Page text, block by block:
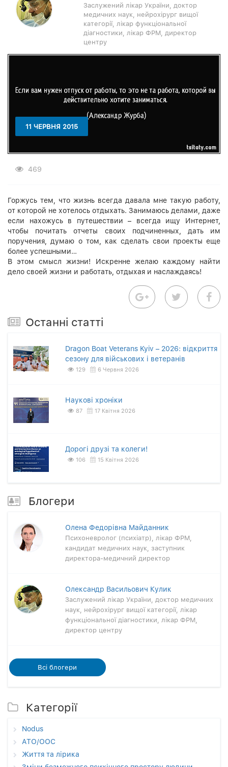
Заслужений лікар України, доктор
медичних наук, нейрохірург вищої
категорії, лікар функціональної
діагностики, лікар ФРМ, директор
центру
11 ЧЕРВНЯ 2015
469
Горжусь тем, что жизнь всегда давала мне такую работу,
от которой не хотелось отдыхать. Занимаюсь делами, даже
если нахожусь в путешествии – всегда ищу Интернет,
чтобы почитать отчеты своих подчиненных, дать им
поручения, думаю о том, как сделать свои проекты еще
более успешными…
В этом смысл жизни! Искренне желаю каждому найти
дело своей жизни и работать, отдыхая и наслаждаясь!
Останнi статтi
Dragon Boat Veterans Kyiv – 2026: відкриття
сезону для військових і ветеранів
129 6 Червня 2026
Наукові хроніки
87 17 Квітня 2026
Дорогі друзі та колеги!
106 15 Квітня 2026
Блогери
Олена Федорівна Майданник
Психоневролог (психіатр), лікар ФРМ,
кандидат медичних наук, заступник
директора-медичний директор
Олександр Васильович Кулик
Заслужений лікар України, доктор медичних
наук, нейрохірург вищої категорії, лікар
функціональної діагностики, лікар ФРМ,
директор центру
Всi блогери
Категорії
Nodus
АТО/ООС
Життя та лірика